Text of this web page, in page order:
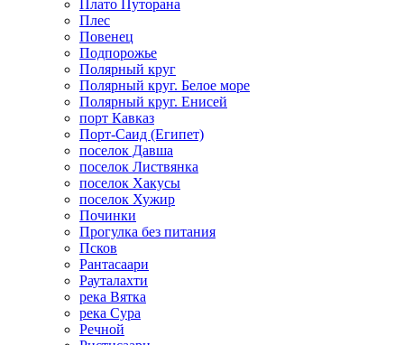
Плато Путорана
Плес
Повенец
Подпорожье
Полярный круг
Полярный круг. Белое море
Полярный круг. Енисей
порт Кавказ
Порт-Саид (Египет)
поселок Давша
поселок Листвянка
поселок Хакусы
поселок Хужир
Починки
Прогулка без питания
Псков
Рантасаари
Рауталахти
река Вятка
река Сура
Речной